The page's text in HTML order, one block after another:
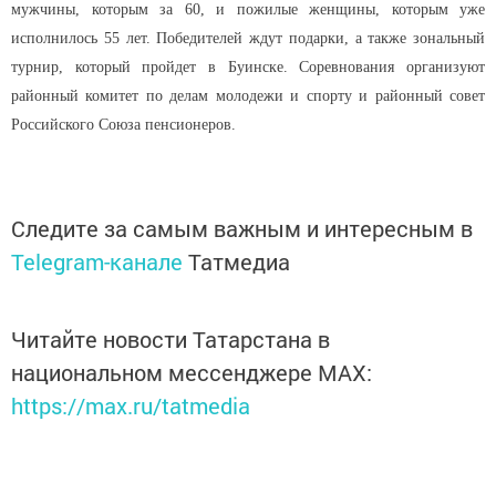
мужчины, которым за 60, и пожилые женщины, которым уже
исполнилось 55 лет. Победителей ждут подарки, а также зональный
турнир, который пройдет в Буинске. Соревнования организуют
районный комитет по делам молодежи и спорту и районный совет
Российского Союза пенсионеров.
Следите за самым важным и интересным в
Telegram-канале Татмедиа
Читайте новости Татарстана в
национальном мессенджере MАХ:
https://max.ru/tatmedia